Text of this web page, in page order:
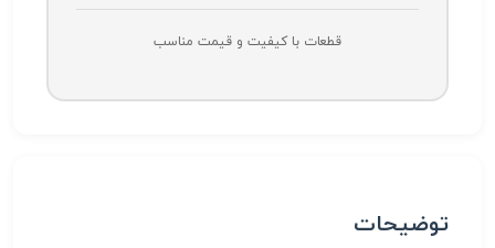
قطعات با کیفیت و قیمت مناسب
توضیحات